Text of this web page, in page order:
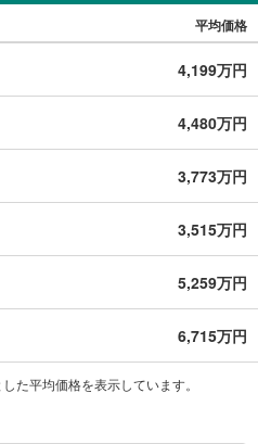
平均価格
4,199万円
4,480万円
3,773万円
3,515万円
5,259万円
6,715万円
た平均価格を表示しています。